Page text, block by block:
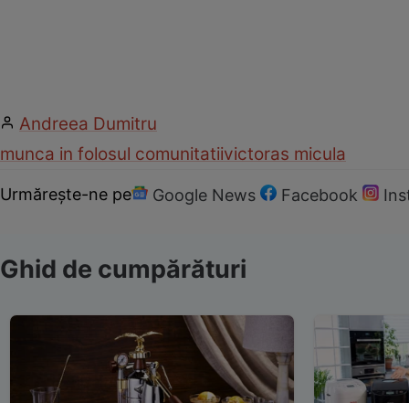
Andreea Dumitru
munca in folosul comunitatiivictoras micula
Urmărește-ne pe Google News Facebook
Ghid de cumpărături